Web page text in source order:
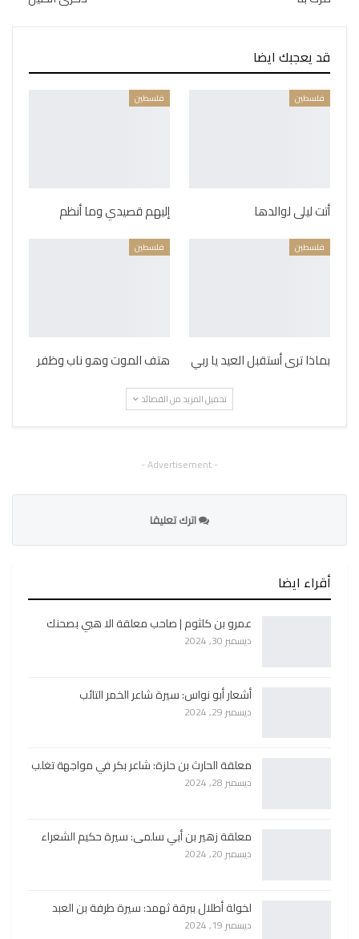
قد يعجبك ايضا
فلسطين
أتت ليلى لوالدها
فلسطين
إليهم قصيدي وما أنظم
فلسطين
بماذا ترى أستقبل العيد يا ربي
فلسطين
هتف الموت وهو ناب وظفر
تحميل المزيد من القصائد
- Advertisement -
اترك تعليقا
أقراء ايضا
عمرو بن كلثوم | صاحب معلقة الا هبي بصحنك
ديسمبر 30, 2024
أشعار أبو نواس: سيرة شاعر الخمر التائب
ديسمبر 29, 2024
معلقة الحارث بن حلزة: شاعر بكر في مواجهة تغلب
ديسمبر 28, 2024
معلقة زهير بن أبي سلمى: سيرة حكيم الشعراء
ديسمبر 20, 2024
لخولة أطلال ببرقة ثهمد: سيرة طرفة بن العبد
ديسمبر 19, 2024